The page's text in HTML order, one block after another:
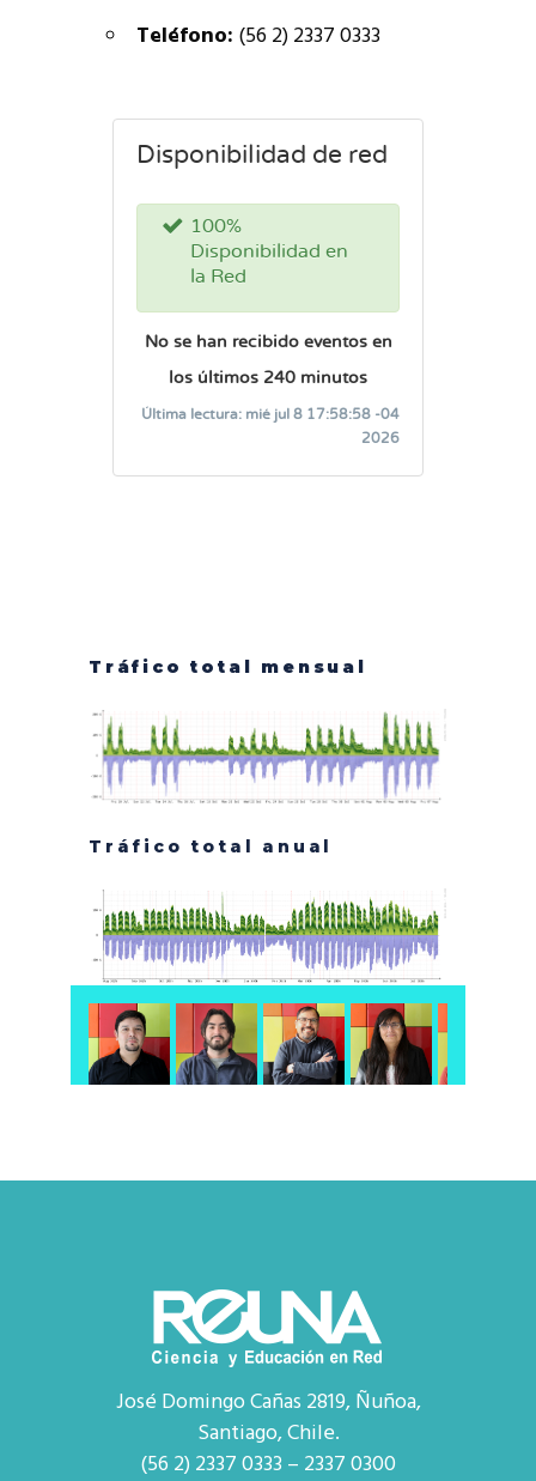
Teléfono: (56 2) 2337 0333
Tráfico total mensual
Tráfico total anual
José Domingo Cañas 2819, Ñuñoa,
Santiago, Chile.
(56 2) 2337 0333 – 2337 0300